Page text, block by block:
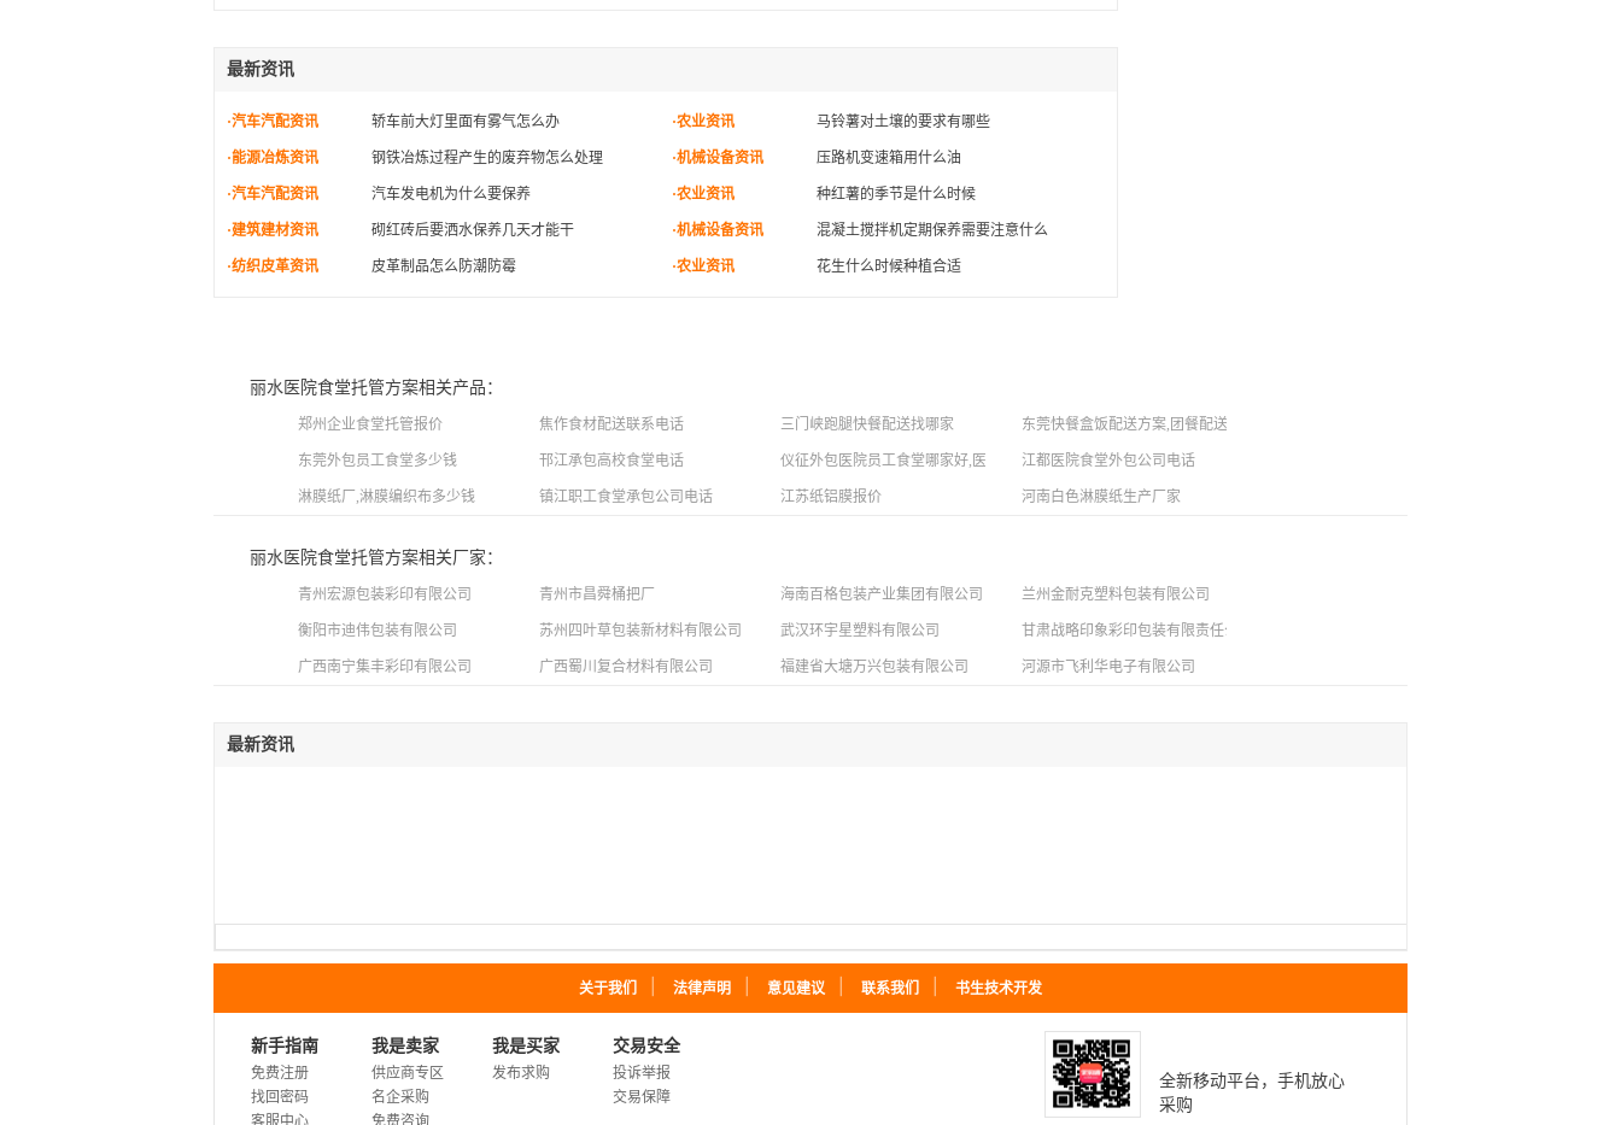
最新资讯
·汽车汽配资讯 轿车前大灯里面有雾气怎么办 ·农业资讯 马铃薯对土壤的要求有哪些
·能源冶炼资讯 钢铁冶炼过程产生的废弃物怎么处理 ·机械设备资讯 压路机变速箱用什么油
·汽车汽配资讯 汽车发电机为什么要保养 ·农业资讯 种红薯的季节是什么时候
·建筑建材资讯 砌红砖后要洒水保养几天才能干 ·机械设备资讯 混凝土搅拌机定期保养需要注意什么
·纺织皮革资讯 皮革制品怎么防潮防霉 ·农业资讯 花生什么时候种植合适
丽水医院食堂托管方案相关产品：
郑州企业食堂托管报价 焦作食材配送联系电话 三门峡跑腿快餐配送找哪家 东莞快餐盒饭配送方案,团餐配送服务团队
东莞外包员工食堂多少钱 邗江承包高校食堂电话 仪征外包医院员工食堂哪家好,医院员工食堂外包联系方式
江都医院食堂外包公司电话
淋膜纸厂,淋膜编织布多少钱 镇江职工食堂承包公司电话 江苏纸铝膜报价 河南白色淋膜纸生产厂家
丽水医院食堂托管方案相关厂家：
青州宏源包装彩印有限公司 青州市昌舜桶把厂 海南百格包装产业集团有限公司 兰州金耐克塑料包装有限公司
衡阳市迪伟包装有限公司 苏州四叶草包装新材料有限公司 武汉环宇星塑料有限公司 甘肃战略印象彩印包装有限责任公司
广西南宁集丰彩印有限公司 广西蜀川复合材料有限公司 福建省大塘万兴包装有限公司 河源市飞利华电子有限公司
最新资讯
关于我们 法律声明 意见建议 联系我们 书生技术开发
新手指南
免费注册
找回密码
客服中心
我是卖家
供应商专区
名企采购
免费咨询
我是买家
发布求购
交易安全
投诉举报
交易保障
全新移动平台，手机放心
采购